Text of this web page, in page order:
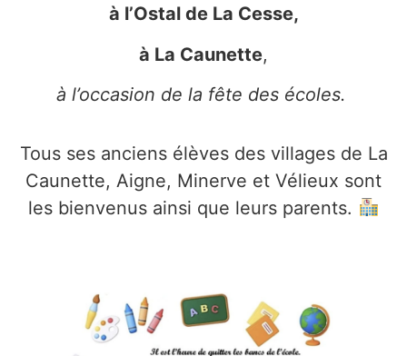
à l’Ostal de La Cesse,
à La Caunette,
à l’occasion de la fête des écoles.
Tous ses anciens élèves des villages de La
Caunette, Aigne, Minerve et Vélieux sont
les bienvenus ainsi que leurs parents.